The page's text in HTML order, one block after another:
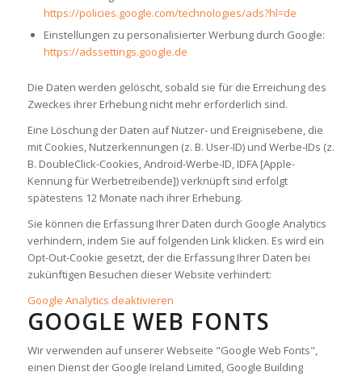
https://policies.google.com/technologies/ads?hl=de
Einstellungen zu personalisierter Werbung durch Google:
https://adssettings.google.de
Die Daten werden gelöscht, sobald sie für die Erreichung des
Zweckes ihrer Erhebung nicht mehr erforderlich sind.
Eine Löschung der Daten auf Nutzer- und Ereignisebene, die
mit Cookies, Nutzerkennungen (z. B. User-ID) und Werbe-IDs (z.
B. DoubleClick-Cookies, Android-Werbe-ID, IDFA [Apple-
Kennung für Werbetreibende]) verknüpft sind erfolgt
spätestens 12 Monate nach ihrer Erhebung.
Sie können die Erfassung Ihrer Daten durch Google Analytics
verhindern, indem Sie auf folgenden Link klicken. Es wird ein
Opt-Out-Cookie gesetzt, der die Erfassung Ihrer Daten bei
zukünftigen Besuchen dieser Website verhindert:
Google Analytics deaktivieren
GOOGLE WEB FONTS
Wir verwenden auf unserer Webseite "Google Web Fonts",
einen Dienst der Google Ireland Limited, Google Building